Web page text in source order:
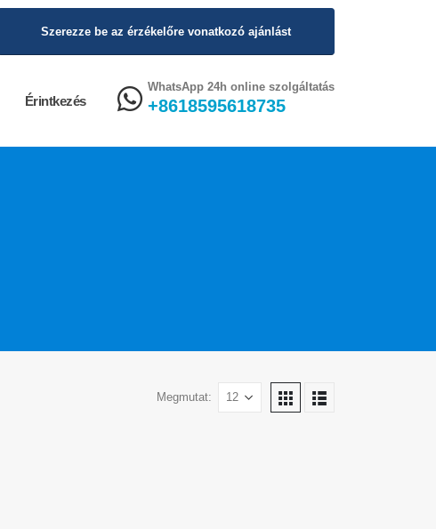
Szerezze be az érzékelőre vonatkozó ajánlást
Érintkezés
WhatsApp 24h online szolgáltatás
+8618595618735
Megmutat: